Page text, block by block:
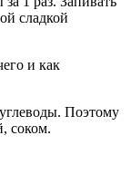
сладкой
Поэтому
соком.